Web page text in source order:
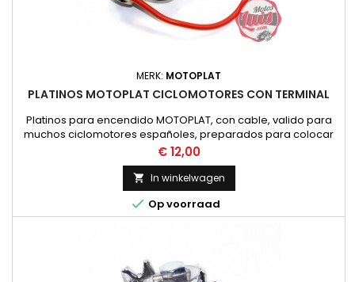
MERK: MOTOPLAT
PLATINOS MOTOPLAT CICLOMOTORES CON TERMINAL
Platinos para encendido MOTOPLAT, con cable, valido para
muchos ciclomotores españoles, preparados para colocar
sobre la tuerca de el condensador. Aconsejamos
comprobar la forma del platino con el existente en la moto
antes de efectuar la compra.
Prijs
€ 12,00
 In winkelwagen
 Op voorraad